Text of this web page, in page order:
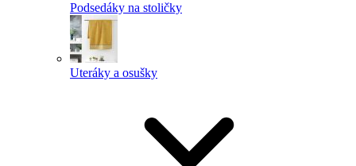
Podsedáky na stoličky
Uteráky a osušky